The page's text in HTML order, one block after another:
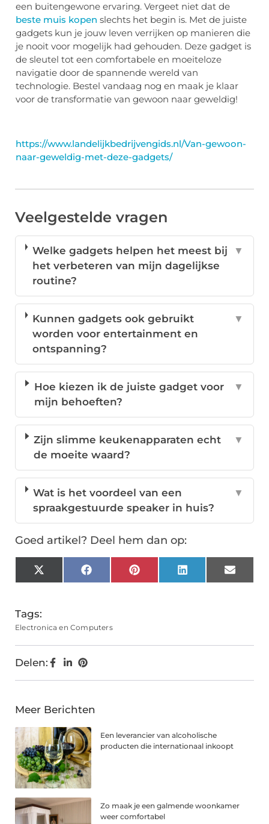
een buitengewone ervaring. Vergeet niet dat de
beste muis kopen slechts het begin is. Met de juiste
gadgets kun je jouw leven verrijken op manieren die
je nooit voor mogelijk had gehouden. Deze gadget is
de sleutel tot een comfortabele en moeiteloze
navigatie door de spannende wereld van
technologie. Bestel vandaag nog en maak je klaar
voor de transformatie van gewoon naar geweldig!
https://www.landelijkbedrijvengids.nl/Van-gewoon-
naar-geweldig-met-deze-gadgets/
Veelgestelde vragen
Welke gadgets helpen het meest bij
het verbeteren van mijn dagelijkse
routine?
▼
Kunnen gadgets ook gebruikt
worden voor entertainment en
ontspanning?
▼
Hoe kiezen ik de juiste gadget voor
mijn behoeften?
▼
Zijn slimme keukenapparaten echt
de moeite waard?
▼
Wat is het voordeel van een
spraakgestuurde speaker in huis?
▼
Goed artikel? Deel hem dan op:
X
(Twitter)
FacebookPinterestLinkedInEmail
Tags:
Electronica en Computers
Delen:
Meer Berichten
Een leverancier van alcoholische
producten die internationaal inkoopt
Zo maak je een galmende woonkamer
weer comfortabel